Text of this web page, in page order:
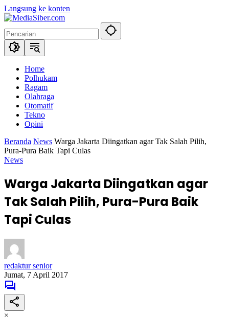
Langsung ke konten
Home
Polhukam
Ragam
Olahraga
Otomatif
Tekno
Opini
Beranda News Warga Jakarta Diingatkan agar Tak Salah Pilih,
Pura-Pura Baik Tapi Culas
News
Warga Jakarta Diingatkan agar
Tak Salah Pilih, Pura-Pura Baik
Tapi Culas
redaktur senior
Jumat, 7 April 2017
×